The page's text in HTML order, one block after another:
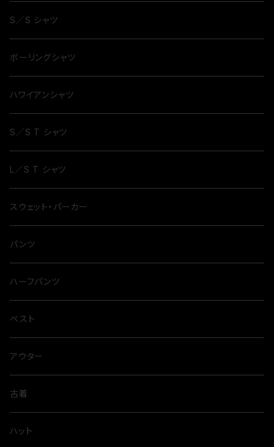
S／S シャツ
ボーリングシャツ
ハワイアンシャツ
S／S T シャツ
L／S T シャツ
スウェット・パーカー
パンツ
ハーフパンツ
ベスト
アウター
古着
ハット